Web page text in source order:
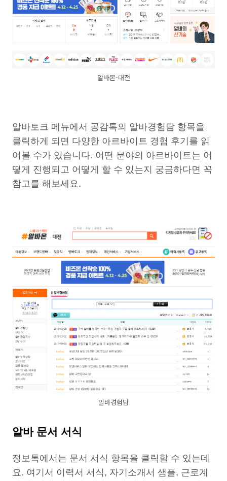
알바몬-대전
알바토크 메뉴에서 공감톡의 알바경험담 항목을
클릭하게 되면 다양한 아르바이트 경험 후기를 읽
어볼 수가 있습니다. 어떤 분야의 아르바이트는 어
떻게 진행되고 어떻게 할 수 있는지 궁금하다면 꼭
참고를 해보세요.
알바경험담
알바 문서 서식
정보톡에서는 문서 서식 항목을 클릭할 수 있는데
요. 여기서 이력서 서식, 자기소개서 샘플, 근로계